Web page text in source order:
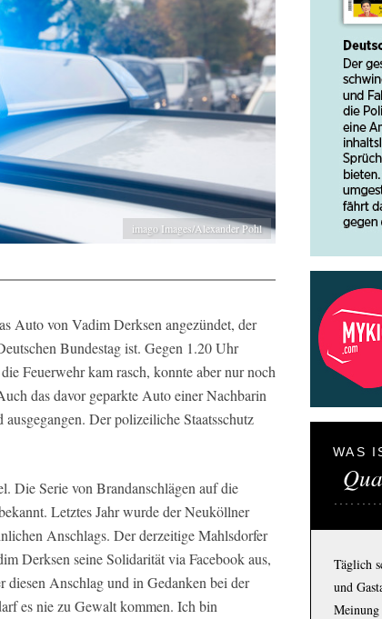
imago Images/Alexander Pohl
Auto von Vadim Derksen angezündet, der
Bundestag ist. Gegen 1.20 Uhr
Feuerwehr kam rasch, konnte aber nur noch
das davor geparkte Auto einer Nachbarin
Der polizeiliche Staatsschutz
Die Serie von Brandanschlägen auf die
Letztes Jahr wurde der Neuköllner
Anschlags. Der derzeitige Mahlsdorfer
Derksen seine Solidarität via Facebook aus,
diesen Anschlag und in Gedanken bei der
es nie zu Gewalt kommen. Ich bin
WAS
Täglich
und